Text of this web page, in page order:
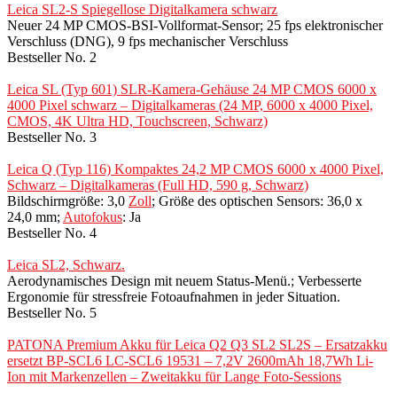
Leica SL2-S Spiegellose Digitalkamera schwarz
Neuer 24 MP CMOS-BSI-Vollformat-Sensor; 25 fps elektronischer
Verschluss (DNG), 9 fps mechanischer Verschluss
Bestseller No. 2
Leica SL (Typ 601) SLR-Kamera-Gehäuse 24 MP CMOS 6000 x
4000 Pixel schwarz – Digitalkameras (24 MP, 6000 x 4000 Pixel,
CMOS, 4K Ultra HD, Touchscreen, Schwarz)
Bestseller No. 3
Leica Q (Typ 116) Kompaktes 24,2 MP CMOS 6000 x 4000 Pixel,
Schwarz – Digitalkameras (Full HD, 590 g, Schwarz)
Bildschirmgröße: 3,0 Zoll; Größe des optischen Sensors: 36,0 x
24,0 mm; Autofokus: Ja
Bestseller No. 4
Leica SL2, Schwarz.
Aerodynamisches Design mit neuem Status-Menü.; Verbesserte
Ergonomie für stressfreie Fotoaufnahmen in jeder Situation.
Bestseller No. 5
PATONA Premium Akku für Leica Q2 Q3 SL2 SL2S – Ersatzakku
ersetzt BP-SCL6 LC-SCL6 19531 – 7,2V 2600mAh 18,7Wh Li-
Ion mit Markenzellen – Zweitakku für Lange Foto-Sessions